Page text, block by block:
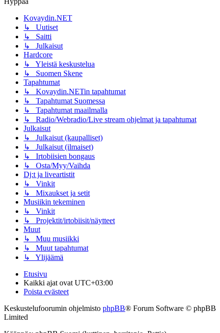
Kovaydin.NET
↳ Uutiset
↳ Saitti
↳ Julkaisut
Hardcore
↳ Yleistä keskustelua
↳ Suomen Skene
Tapahtumat
↳ Kovaydin.NETin tapahtumat
↳ Tapahtumat Suomessa
↳ Tapahtumat maailmalla
↳ Radio/Webradio/Live stream ohjelmat ja tapahtumat
Julkaisut
↳ Julkaisut (kaupalliset)
↳ Julkaisut (ilmaiset)
↳ Irtobiisien bongaus
↳ Osta/Myy/Vaihda
Dj:t ja liveartistit
↳ Vinkit
↳ Mixaukset ja setit
Musiikin tekeminen
↳ Vinkit
↳ Projektit/irtobiisit/näytteet
Muut
↳ Muu musiikki
↳ Muut tapahtumat
↳ Ylijäämä
Etusivu
Kaikki ajat ovat UTC+03:00
Poista evästeet
Keskustelufoorumin ohjelmisto phpBB® Forum Software © phpBB
Limited